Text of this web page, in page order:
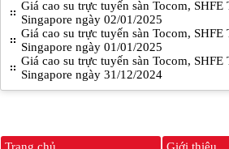
Giá cao su trực tuyến sàn Tocom,
Singapore ngày 02/01/2025
Giá cao su trực tuyến sàn Tocom,
Singapore ngày 01/01/2025
Giá cao su trực tuyến sàn Tocom,
Singapore ngày 31/12/2024